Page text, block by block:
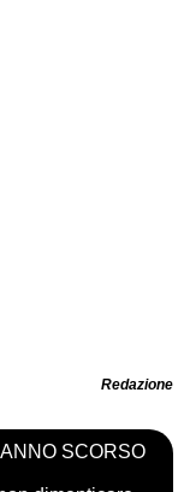
Redazione
SCORSO